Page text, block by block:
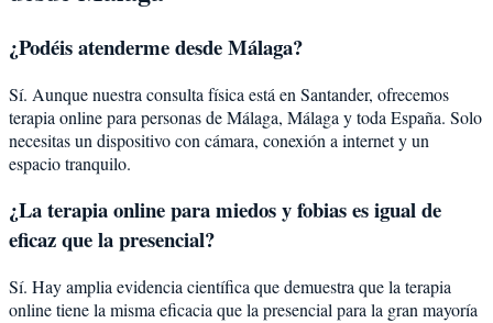
¿Podéis atenderme desdeMálaga?
Sí. Aunque nuestra consulta física está en Santander, ofrecemos
terapia online para personas deMálaga, Málaga y toda España. Solo
necesitas un dispositivo con cámara, conexión a internet y un
espacio tranquilo.
¿La terapia online paramiedos y fobiases igual de
eficaz que la presencial?
Sí. Hay amplia evidencia científica que demuestra que la terapia
online tiene la misma eficacia que la presencial para la gran mayoría